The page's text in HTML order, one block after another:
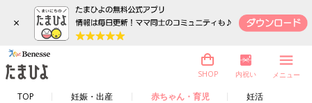
×
TOP 妊娠・出産 赤ちゃん・育児 妊活
SHOP 内祝い メニュー